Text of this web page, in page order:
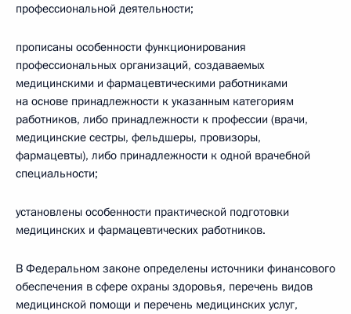
профессиональной деятельности;
прописаны особенности функционирования
профессиональных организаций, создаваемых
медицинскими и фармацевтическими работниками
на основе принадлежности к указанным категориям
работников, либо принадлежности к профессии (врачи,
медицинские сестры, фельдшеры, провизоры,
фармацевты), либо принадлежности к одной врачебной
специальности;
установлены особенности практической подготовки
медицинских и фармацевтических работников.
В Федеральном законе определены источники финансового
обеспечения в сфере охраны здоровья, перечень видов
медицинской помощи и перечень медицинских услуг,